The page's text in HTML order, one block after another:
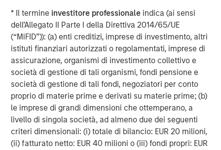
* Il termine investitore professionale indica (ai sensi
dell’Allegato II Parte I della Direttiva 2014/65/UE
(“MiFID”)): (a) enti creditizi, imprese di investimento, altri
istituti finanziari autorizzati o regolamentati, imprese di
assicurazione, organismi di investimento collettivo e
società di gestione di tali organismi, fondi pensione e
società di gestione di tali fondi, negoziatori per conto
proprio di materie prime e derivati su materie prime; (b)
le imprese di grandi dimensioni che ottemperano, a
livello di singola società, ad almeno due dei seguenti
criteri dimensionali: (i) totale di bilancio: EUR 20 milioni,
(ii) fatturato netto: EUR 40 milioni o (iii) fondi propri: EUR
its investment advisory affiliates, has more than 1,400
investment professionals around the world and $1.9
trillion in assets under management or supervision as of
December 31, 2025. Morgan Stanley Investment
Management strives to provide outstanding long-term
investment performance, service, and a comprehensive
suite of investment management solutions to a diverse
client base, which includes governments, institutions,
corporations and individuals worldwide. For further
information about Morgan Stanley Investment
Management, please visit
https://www.morganstanley.com/im